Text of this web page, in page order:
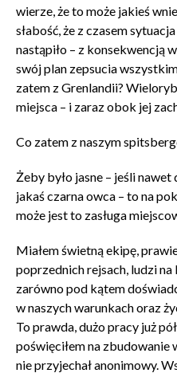
wierze, że to może jakieś
słabość, że z czasem
nastąpiło – z konsekwencją
swój plan zepsucia
zatem z Grenlandii?
miejsca – i zaraz obok jej
Co zatem z naszym
Żeby było jasne – jeśli
jakaś czarna owca – to na
może jest to zasługa
Miałem świetną ekipę,
poprzednich rejsach, ludzi
zarówno pod kątem
w naszych warunkach oraz
To prawda, dużo pracy już
poświęciłem na
nie przyjechał anonimowy.